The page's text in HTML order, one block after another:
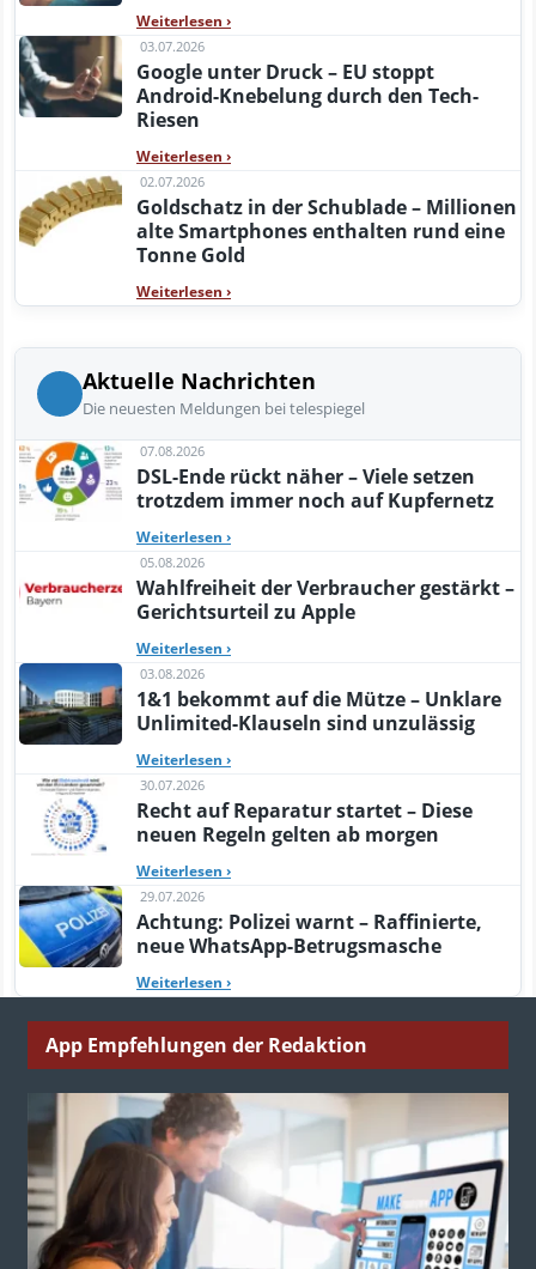
Weiterlesen ›
03.07.2026
Google unter Druck – EU stoppt
Android-Knebelung durch den Tech-
Riesen
Weiterlesen ›
02.07.2026
Goldschatz in der Schublade – Millionen
alte Smartphones enthalten rund eine
Tonne Gold
Weiterlesen ›
Aktuelle Nachrichten
Die neuesten Meldungen bei telespiegel
07.08.2026
DSL-Ende rückt näher – Viele setzen
trotzdem immer noch auf Kupfernetz
Weiterlesen ›
05.08.2026
Wahlfreiheit der Verbraucher gestärkt –
Gerichtsurteil zu Apple
Weiterlesen ›
03.08.2026
1&1 bekommt auf die Mütze – Unklare
Unlimited-Klauseln sind unzulässig
Weiterlesen ›
30.07.2026
Recht auf Reparatur startet – Diese
neuen Regeln gelten ab morgen
Weiterlesen ›
29.07.2026
Achtung: Polizei warnt – Raffinierte,
neue WhatsApp-Betrugsmasche
Weiterlesen ›
App Empfehlungen der Redaktion